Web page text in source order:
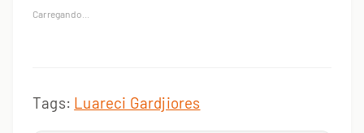
Carregando...
Tags: Luareci Gardjiores